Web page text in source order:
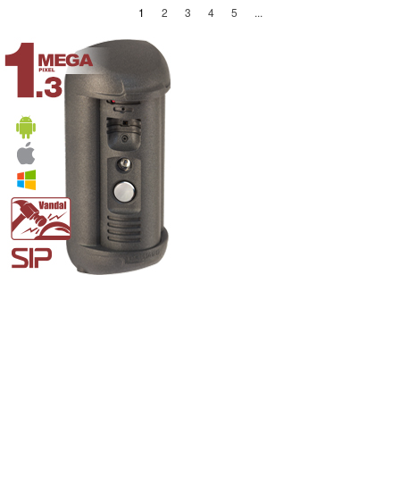
1 (current)
2 3 4 5 ...